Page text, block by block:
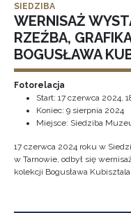
SIEDZIBA
WERNISAŻ
RZEŹBA,
BOGUSŁAWA
Fotorelacja
Start: 17 czerwca 2024,
Koniec: 9 sierpnia 2024
Miejsce: Siedziba
17 czerwca 2024 roku w
w Tarnowie, odbył się
kolekcji Bogusława